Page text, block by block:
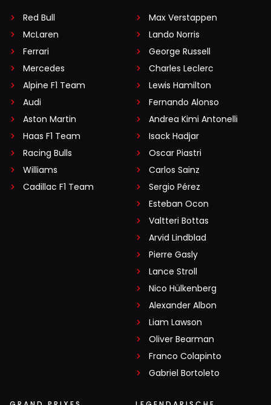
Red Bull
McLaren
Ferrari
Mercedes
Alpine F1 Team
Audi
Aston Martin
Haas F1 Team
Racing Bulls
Williams
Cadillac F1 Team
Max Verstappen
Lando Norris
George Russell
Charles Leclerc
Lewis Hamilton
Fernando Alonso
Andrea Kimi Antonelli
Isack Hadjar
Oscar Piastri
Carlos Sainz
Sergio Pérez
Esteban Ocon
Valtteri Bottas
Arvid Lindblad
Pierre Gasly
Lance Stroll
Nico Hülkenberg
Alexander Albon
Liam Lawson
Oliver Bearman
Franco Colapinto
Gabriel Bortoleto